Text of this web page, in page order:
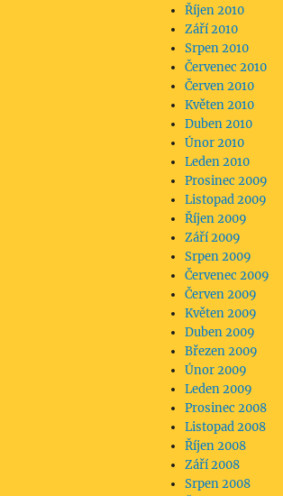
Říjen 2010
Září 2010
Srpen 2010
Červenec 2010
Červen 2010
Květen 2010
Duben 2010
Únor 2010
Leden 2010
Prosinec 2009
Listopad 2009
Říjen 2009
Září 2009
Srpen 2009
Červenec 2009
Červen 2009
Květen 2009
Duben 2009
Březen 2009
Únor 2009
Leden 2009
Prosinec 2008
Listopad 2008
Říjen 2008
Září 2008
Srpen 2008